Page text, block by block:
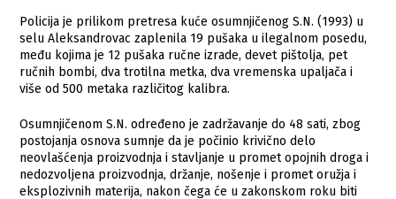
Policija je prilikom pretresa kuće osumnjičenog S.N. (1993) u
selu Aleksandrovac zaplenila 19 pušaka u ilegalnom posedu,
među kojima je 12 pušaka ručne izrade, devet pištolja, pet
ručnih bombi, dva trotilna metka, dva vremenska upaljača i
više od 500 metaka različitog kalibra.
Osumnjičenom S.N. određeno je zadržavanje do 48 sati, zbog
postojanja osnova sumnje da je počinio krivično delo
neovlašćenja proizvodnja i stavljanje u promet opojnih droga i
nedozvoljena proizvodnja, držanje, nošenje i promet oružja i
eksplozivnih materija, nakon čega će u zakonskom roku biti